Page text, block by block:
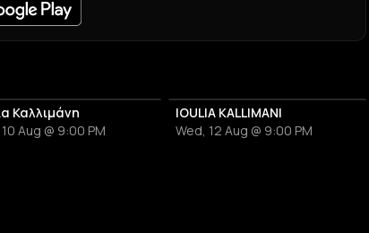
Καλλιμάνη
Aug @ 9:00 PM
IOULIA KALLIMANI
Wed, 12 Aug @ 9:00 PM